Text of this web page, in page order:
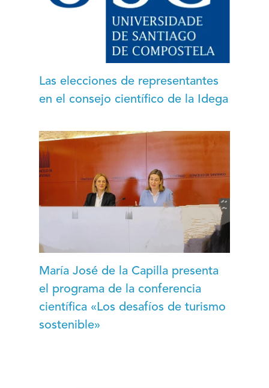
Las elecciones de representantes
en el consejo científico de la Idega
María José de la Capilla presenta
el programa de la conferencia
científica «Los desafíos de turismo
sostenible»